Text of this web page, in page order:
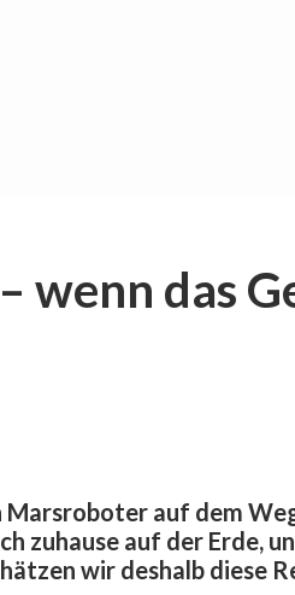
wenn das
auf dem
zuhause auf der Erde,
wir deshalb diese